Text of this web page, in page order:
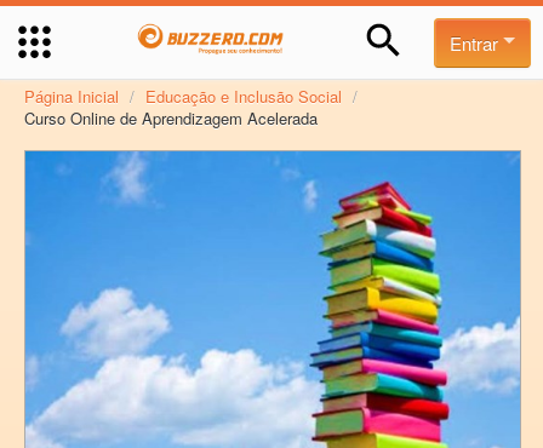
Entrar
Página Inicial / Educação e Inclusão Social /
Curso Online de Aprendizagem Acelerada